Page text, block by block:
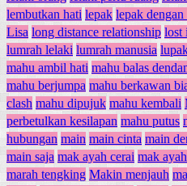
lembutkan hati lepak lepak dengan
Lisa long distance relationship lost
lumrah lelaki lumrah manusia
mahu ambil hati mahu balas
mahu berjumpa mahu berkawan
clash mahu dipujuk mahu kembali
perbetulkan kesilapan mahu putus
hubungan main main cinta main
main saja mak ayah cerai mak
marah tengking Makin menjauh